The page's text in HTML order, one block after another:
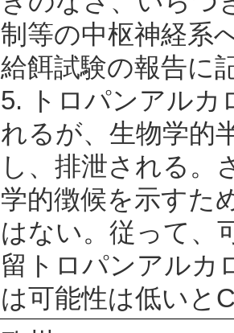
制等の中枢神経系
給餌試験の報告に
5. トロパンアルカ
れるが、生物学的
し、排泄される。
学的徴候を示すた
はない。従って、
留トロパンアルカ
は可能性は低いと